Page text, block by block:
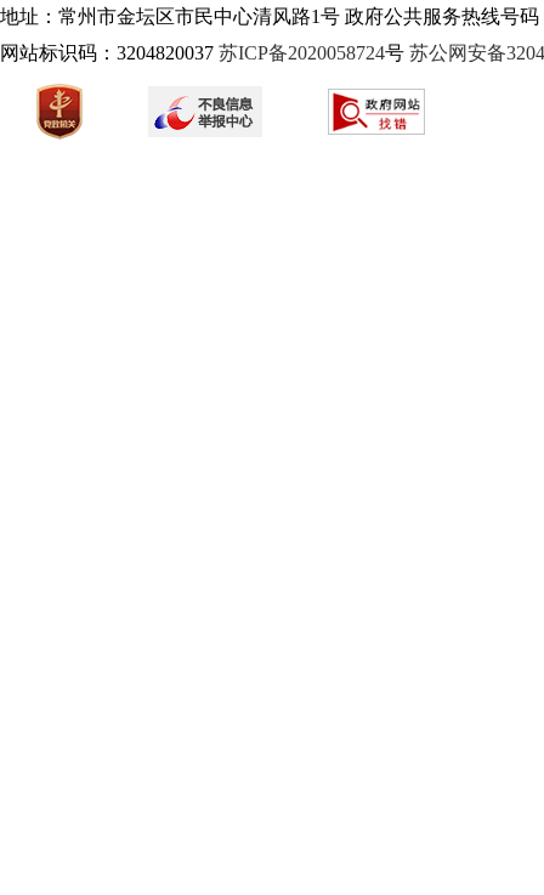
地址：常州市金坛区市民中心清风路1号 政府公共服务热线号码
网站标识码：3204820037 苏ICP备2020058724号 苏公网安备